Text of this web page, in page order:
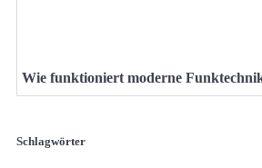
Wie funktioniert moderne
Schlagwörter